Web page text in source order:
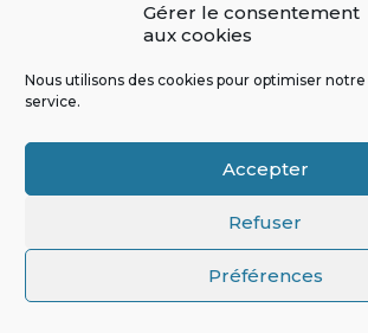
Gérer le consentement
aux cookies
Nous utilisons des cookies pour optimiser
service.
Accepter
Refuser
Préférences
Ressources
DOCUMENTATION